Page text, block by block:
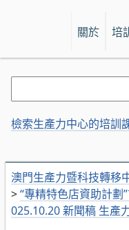
關於 培
澳門生產力暨科技轉移
>“專精特色店資助計劃
025.10.20 新聞稿 生產
檢索生產力中心的培訓